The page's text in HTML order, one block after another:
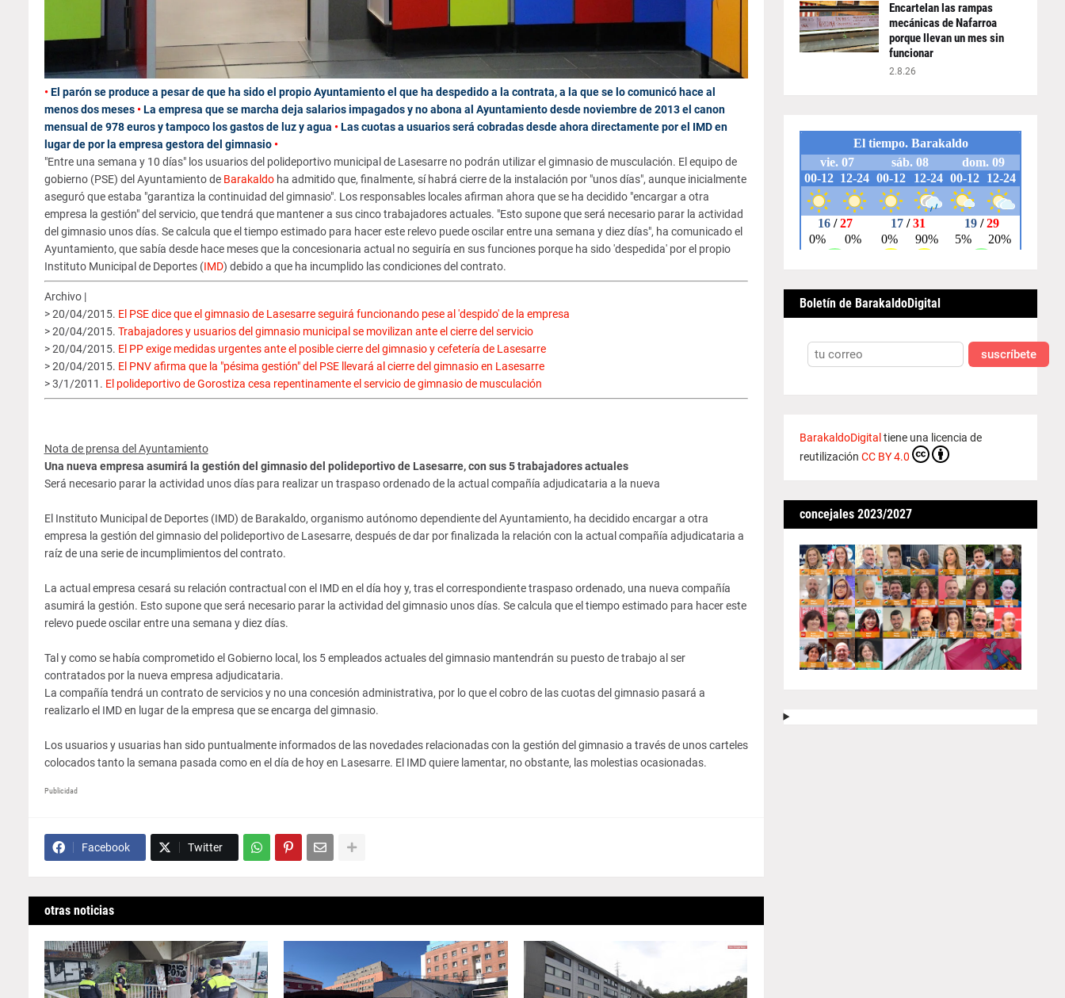
•El parón se produce a pesar de que ha sido el propio Ayuntamiento el que ha despedido a la contrata, a la que se lo comunicó hace al
menos dos meses •La empresa que se marcha deja salarios impagados y no abona al Ayuntamiento desde noviembre de 2013 el canon
mensual de 978 euros y tampoco los gastos de luz y agua •Las cuotas a usuarios será cobradas desde ahora directamente por el IMD en
lugar de por la empresa gestora del gimnasio •
"Entre una semana y 10 días" los usuarios del polideportivo municipal de Lasesarre no podrán utilizar el gimnasio de musculación. El equipo de
gobierno (PSE) del Ayuntamiento de Barakaldoha admitido que, finalmente, sí habrá cierre de la instalación por "unos días", aunque inicialmente
aseguró que estaba "garantiza la continuidad del gimnasio". Los responsables locales afirman ahora que se ha decidido "encargar a otra
empresa la gestión" del servicio, que tendrá que mantener a sus cinco trabajadores actuales. "Esto supone que será necesario parar la actividad
del gimnasio unos días. Se calcula que el tiempo estimado para hacer este relevo puede oscilar entre una semana y diez días", ha comunicado el
Ayuntamiento, que sabía desde hace meses que la concesionaria actual no seguiría en sus funciones porque ha sido 'despedida' por el propio
Instituto Municipal de Deportes (IMD) debido a que ha incumplido las condiciones del contrato.
Archivo |
> 20/04/2015. El PSE dice que el gimnasio de Lasesarre seguirá funcionando pese al 'despido' de la empresa
> 20/04/2015. Trabajadores y usuarios del gimnasio municipal se movilizan ante el cierre del servicio
> 20/04/2015. El PP exige medidas urgentes ante el posible cierre del gimnasio y cefetería de Lasesarre
> 20/04/2015. El PNV afirma que la "pésima gestión" del PSE llevará al cierre del gimnasio en Lasesarre
> 3/1/2011. El polideportivo de Gorostiza cesa repentinamente el servicio de gimnasio de musculación
Nota de prensa del Ayuntamiento
Una nueva empresa asumirá la gestión del gimnasio del polideportivo de Lasesarre, con sus 5 trabajadores actuales
Será necesario parar la actividad unos días para realizar un traspaso ordenado de la actual compañía adjudicataria a la nueva
El Instituto Municipal de Deportes (IMD) de Barakaldo, organismo autónomo dependiente del Ayuntamiento, ha decidido encargar a otra
empresa la gestión del gimnasio del polideportivo de Lasesarre, después de dar por finalizada la relación con la actual compañía adjudicataria a
raíz de una serie de incumplimientos del contrato.
La actual empresa cesará su relación contractual con el IMD en el día hoy y, tras el correspondiente traspaso ordenado, una nueva compañía
asumirá la gestión. Esto supone que será necesario parar la actividad del gimnasio unos días. Se calcula que el tiempo estimado para hacer este
relevo puede oscilar entre una semana y diez días.
Tal y como se había comprometido el Gobierno local, los 5 empleados actuales del gimnasio mantendrán su puesto de trabajo al ser
contratados por la nueva empresa adjudicataria.
La compañía tendrá un contrato de servicios y no una concesión administrativa, por lo que el cobro de las cuotas del gimnasio pasará a
realizarlo el IMD en lugar de la empresa que se encarga del gimnasio.
Los usuarios y usuarias han sido puntualmente informados de las novedades relacionadas con la gestión del gimnasio a través de unos carteles
colocados tanto la semana pasada como en el día de hoy en Lasesarre. El IMD quiere lamentar, no obstante, las molestias ocasionadas.
Publicidad
Facebook Twitter
otras noticias
Encartelan las rampas
mecánicas de Nafarroa
porque llevan un mes sin
funcionar
2.8.26
Boletín de BarakaldoDigital
suscríbete
BarakaldoDigital tiene una licencia de
reutilización CC BY 4.0
concejales 2023/2027